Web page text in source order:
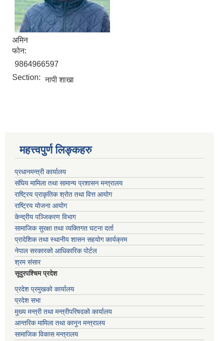
अमिन
फोन:
9864966597
Section: नापी शाखा
महत्त्वपुर्ण लिङ्कहरु
प्रधानमन्त्री कार्यालय
संघिय मामिला तथा सामान्य प्रशासन मन्त्रालय
राष्ट्रिय प्राकृतिक श्रोत तथा वित्त आयोग
राष्ट्रिय योजना आयोग
केन्द्रीय पञ्जिकरण विभाग
सामाजिक सुरक्षा तथा व्यक्तिगत घटना दर्ता
प्रादेशिक तथा स्थानीय शासन सहयोग कार्यक्रम
नेपाल सरकारको आधिकारिक पोर्टल
श्रम संसार
सूदुरपश्चिम प्रदेश
प्रदेश प्रमुखको कार्यालय
प्रदेश सभा
मुख्य मन्त्री तथा मन्त्रीपरिषदको कार्यालय
आन्तरिक मामिला तथा कानुन मन्त्रालय
सामाजिक विकास मन्त्रालय